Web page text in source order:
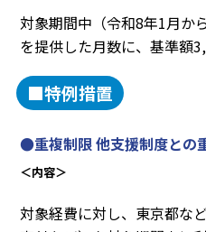
対象期間中（令和8年1月か
を提供した月数に、基準額
■特例措置
●重複制限 他支援制度との
＜内容＞
対象経費に対し、東京都な